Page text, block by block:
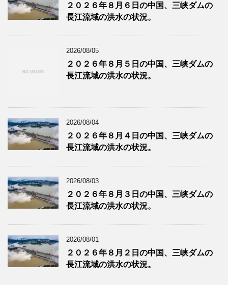
２０２６年８月６日の中国、三峡ダムの
長江流域の洪水の状況。
2026/08/05
２０２６年８月５日の中国、三峡ダムの
長江流域の洪水の状況。
2026/08/04
２０２６年８月４日の中国、三峡ダムの
長江流域の洪水の状況。
2026/08/03
２０２６年８月３日の中国、三峡ダムの
長江流域の洪水の状況。
2026/08/01
２０２６年８月２日の中国、三峡ダムの
長江流域の洪水の状況。